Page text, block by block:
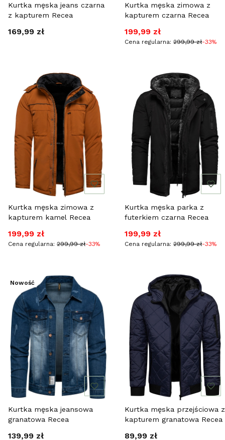
Kurtka męska jeans czarna
z kapturem Recea
Cena
169,99 zł
Kurtka męska zimowa z
kapturem czarna Recea
Cena promocyjna
199,99 zł
Cena regularna: 299,99 zł-33%
Kurtka męska zimowa z
kapturem kamel Recea
Cena promocyjna
199,99 zł
Cena regularna: 299,99 zł-33%
Kurtka męska parka z
futerkiem czarna Recea
Cena promocyjna
199,99 zł
Cena regularna: 299,99 zł-33%
Nowość
Kurtka męska jeansowa
granatowa Recea
Cena
139,99 zł
Kurtka męska przejściowa z
kapturem granatowa Recea
Cena
89,99 zł